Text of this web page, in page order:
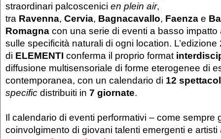
straordinari palcoscenici en plein air,
tra Ravenna, Cervia, Bagnacavallo, Faenza e
Romagna con una serie di eventi a basso
sulle specificità naturali di ogni location. L’edizione
di ELEMENTI conferma il proprio format
diffusione multisensoriale di forme eterogenee di
contemporanea, con un calendario di 12
specific distribuiti in 7 giornate.
Il calendario di eventi performativi – come sempre
coinvolgimento di giovani talenti emergenti e artisti